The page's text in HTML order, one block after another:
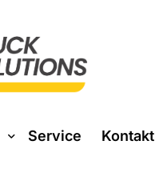
Service Kontakt